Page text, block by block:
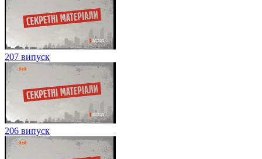
207 випуск
206 випуск